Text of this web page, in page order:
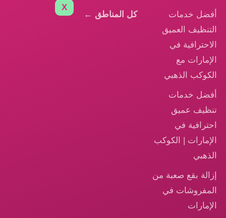
أفضل خدمات
التنظيف العميق
الاحترافية في
الإمارات مع
الكوكب الذهبي
أفضل خدمات
تنظيف عميق
احترافية في
الإمارات | الكوكب
الذهبي
إزالة بقع صعبة من
المفروشات في
الإمارات
كل المناطق ←